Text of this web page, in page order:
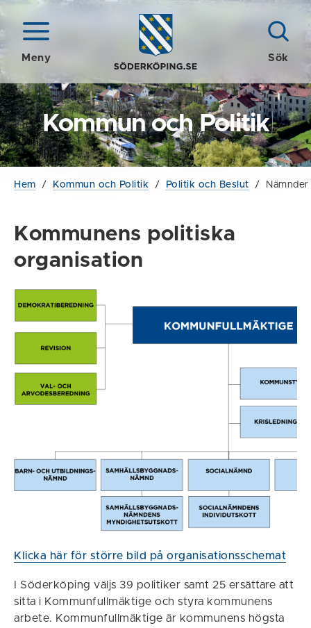
Meny Sök
Kommun och Politik
Hem / Kommun och Politik / Politik och Beslut /
Kommunens politiska
organisation
Klicka här för större bild på organisationsschemat
I Söderköping väljs 39 politiker samt 25 ersättare att
sitta i Kommunfullmäktige och styra kommunens
arbete. Kommunfullmäktige är kommunens högsta